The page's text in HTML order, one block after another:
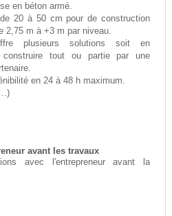
en béton armé.
20 à 50 cm pour de construction
2,75 m à +3 m par niveau.
plusieurs solutions soit en
construire tout ou partie par une
en 24 à 48 h maximum.
avant les travaux
avec l'entrepreneur avant la